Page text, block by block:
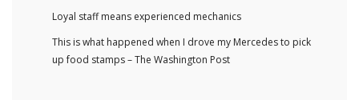
Loyal staff means experienced mechanics
This is what happened when I drove my Mercedes to pick
up food stamps – The Washington Post